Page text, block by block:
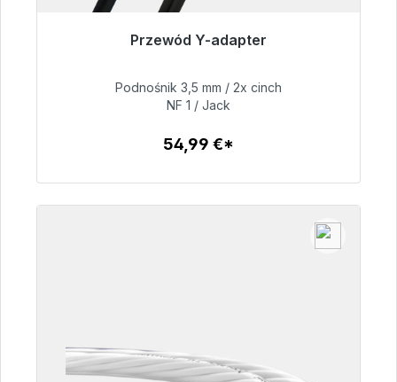
Przewód Y-adapter
Gotowy do natychmiastowej wysyłki, czas
54,99 €
Podnośnik 3,5 mm / 2x cinch
NF 1 / Jack
54,99 €*